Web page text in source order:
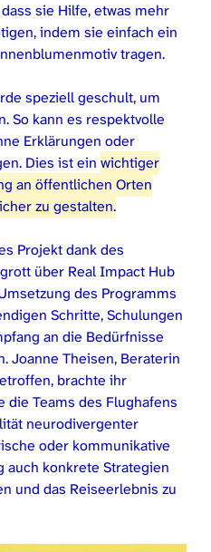
sie Hilfe, etwas mehr
indem sie einfach ein
tragen.
speziell geschult, um
So kann es respektvolle
Erklärungen oder
Dies ist ein wichtiger
an öffentlichen Orten
zu gestalten.
Projekt dank des
über Real Impact Hub
des Programms
Schritte, Schulungen
an die Bedürfnisse
Joanne Theisen, Beraterin
brachte ihr
die Teams des Flughafens
neurodivergenter
oder kommunikative
auch konkrete Strategien
und das Reiseerlebnis zu